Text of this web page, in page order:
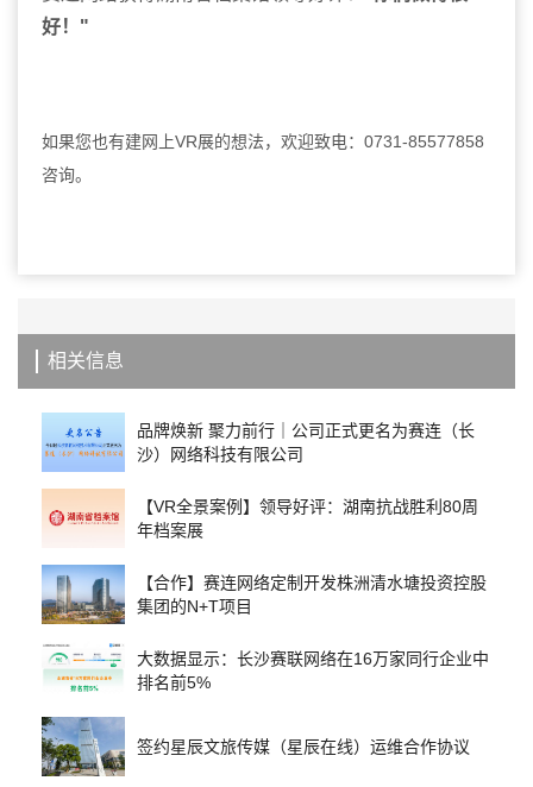
好！"
如果您也有建网上VR展的想法，欢迎致电：0731-85577858
咨询。
相关信息
品牌焕新 聚力前行｜公司正式更名为赛连（长
沙）网络科技有限公司
【VR全景案例】领导好评：湖南抗战胜利80周
年档案展
【合作】赛连网络定制开发株洲清水塘投资控股
集团的N+T项目
大数据显示：长沙赛联网络在16万家同行企业中
排名前5%
签约星辰文旅传媒（星辰在线）运维合作协议